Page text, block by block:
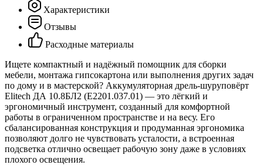
Характеристики
Отзывы
Расходные материалы
Ищете компактный и надёжный помощник для сборки
мебели, монтажа гипсокартона или выполнения других задач
по дому и в мастерской? Аккумуляторная дрель-шуруповёрт
Elitech ДА 10.8БЛ2 (E2201.037.01) — это лёгкий и
эргономичный инструмент, созданный для комфортной
работы в ограниченном пространстве и на весу. Его
сбалансированная конструкция и продуманная эргономика
позволяют долго не чувствовать усталости, а встроенная
подсветка отлично освещает рабочую зону даже в условиях
плохого освещения.